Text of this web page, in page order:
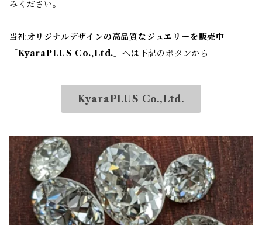
みください。
当社オリジナルデザインの高品質なジュエリーを販売中
「 KyaraPLUS Co.,Ltd. 」へは下記のボタンから
KyaraPLUS Co.,Ltd.